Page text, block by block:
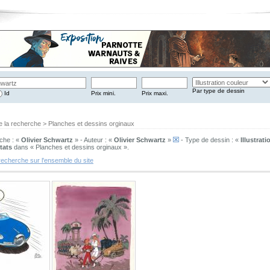
Id Prix mini. Prix maxi. Par type de dessin
la recherche > Planches et dessins orginaux
: « Olivier Schwartz » - Auteur : « Olivier Schwartz » - Type de dessin : «
dans « Planches et dessins orginaux ».
sur l'ensemble du site